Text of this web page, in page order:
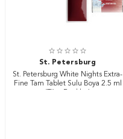
St. Petersburg
St. Petersburg White Nights Extra-
Fine Tam Tablet Sulu Boya 2.5 ml